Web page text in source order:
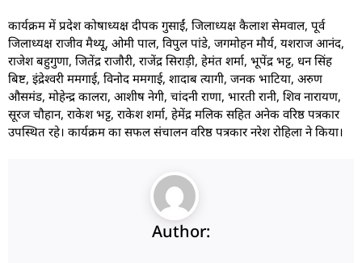
कार्यक्रम में प्रदेश कोषाध्यक्ष दीपक गुसाईं, जिलाध्यक्ष कैलाश सेमवाल, पूर्व
जिलाध्यक्ष राजीव मैथ्यू, ओमी पाल, विपुल पांडे, जगमोहन मौर्य, यशराज आनंद,
राजेश बहुगुणा, जितेंद्र राजौरी, राजेंद्र सिराड़ी, हेमंत शर्मा, भूपेंद्र भट्ट, धन सिंह
बिष्ट, इंद्रेश्वरी ममगाई, विनोद ममगाई, शादाब त्यागी, जनक भाटिया, अरुण
औसमंड, मोहेन्द्र कालरा, आशीष नेगी, चांदनी राणा, भारती रानी, शिव नारायण,
सूरज चौहान, राकेश भट्ट, राकेश शर्मा, हेमेंद्र मलिक सहित अनेक वरिष्ठ पत्रकार
उपस्थित रहे। कार्यक्रम का सफल संचालन वरिष्ठ पत्रकार नरेश रोहिला ने किया।
Author: